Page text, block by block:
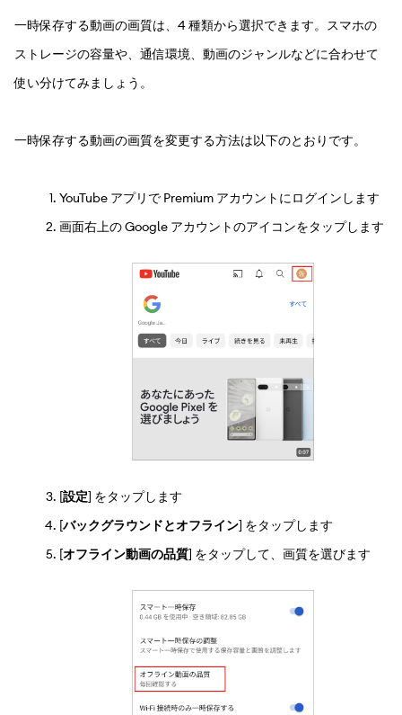
一時保存する動画の画質は、4 種類から選択できます。スマホの
ストレージの容量や、通信環境、動画のジャンルなどに合わせて
使い分けてみましょう。
一時保存する動画の画質を変更する方法は以下のとおりです。
YouTube アプリで Premium アカウントにログインします
画面右上の Google アカウントのアイコンをタップします
[設定] をタップします
[バックグラウンドとオフライン] をタップします
[オフライン動画の品質] をタップして、画質を選びます